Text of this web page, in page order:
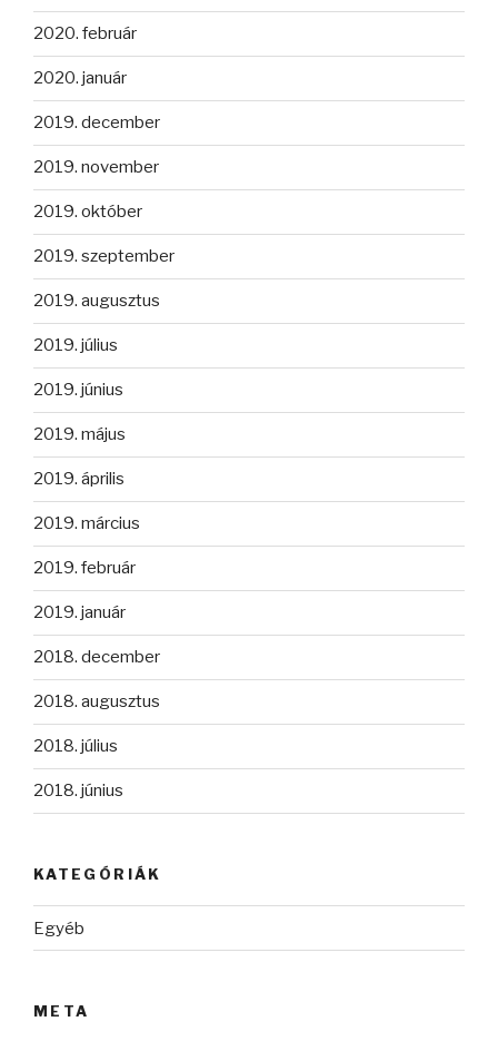
2020. február
2020. január
2019. december
2019. november
2019. október
2019. szeptember
2019. augusztus
2019. július
2019. június
2019. május
2019. április
2019. március
2019. február
2019. január
2018. december
2018. augusztus
2018. július
2018. június
KATEGÓRIÁK
Egyéb
META